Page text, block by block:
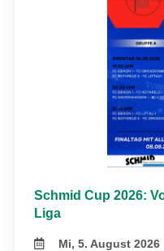
Schmid Cup 2026:
Liga
Mi, 5. August 2026